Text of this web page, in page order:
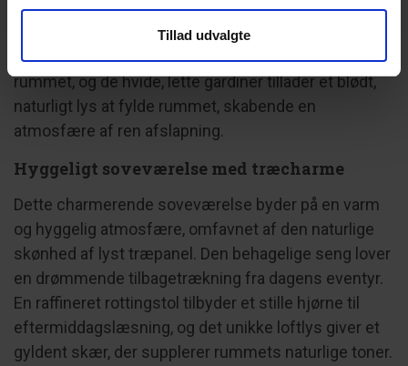
Tillad udvalgte
panelvægge og de høje, skrå lofter skaber en
fornemmelse af rummelighed og ro. De to nøje
udvalgte kunstværker tilføjer en diskret elegance til
rummet, og de hvide, lette gardiner tillader et blødt,
naturligt lys at fylde rummet, skabende en
atmosfære af ren afslapning.
Hyggeligt soveværelse med træcharme
Dette charmerende soveværelse byder på en varm
og hyggelig atmosfære, omfavnet af den naturlige
skønhed af lyst træpanel. Den behagelige seng lover
en drømmende tilbagetrækning fra dagens eventyr.
En raffineret rottingstol tilbyder et stille hjørne til
eftermiddagslæsning, og det unikke loftlys giver et
gyldent skær, der supplerer rummets naturlige toner.